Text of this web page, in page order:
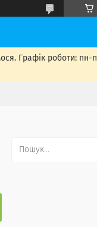
Графік роботи: пн-